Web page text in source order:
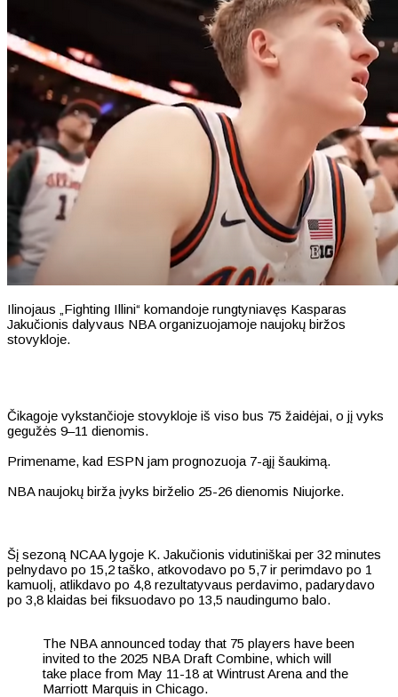
Ilinojaus „Fighting Illini“ komandoje rungtyniavęs Kasparas
Jakučionis dalyvaus NBA organizuojamoje naujokų biržos
stovykloje.
Čikagoje vykstančioje stovykloje iš viso bus 75 žaidėjai, o jį vyks
gegužės 9–11 dienomis.
Primename, kad ESPN jam prognozuoja 7-ąjį šaukimą.
NBA naujokų birža įvyks birželio 25-26 dienomis Niujorke.
Šį sezoną NCAA lygoje K. Jakučionis vidutiniškai per 32 minutes
pelnydavo po 15,2 taško, atkovodavo po 5,7 ir perimdavo po 1
kamuolį, atlikdavo po 4,8 rezultatyvaus perdavimo, padarydavo
po 3,8 klaidas bei fiksuodavo po 13,5 naudingumo balo.
The NBA announced today that 75 players have been
invited to the 2025 NBA Draft Combine, which will
take place from May 11-18 at Wintrust Arena and the
Marriott Marquis in Chicago.